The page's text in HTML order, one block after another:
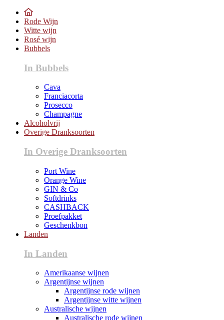
Rode Wijn
Witte wijn
Rosé wijn
Bubbels
In Bubbels
Cava
Franciacorta
Prosecco
Champagne
Alcoholvrij
Overige Dranksoorten
In Overige Dranksoorten
Port Wine
Orange Wine
GIN & Co
Softdrinks
CASHBACK
Proefpakket
Geschenkbon
Landen
In Landen
Amerikaanse wijnen
Argentijnse wijnen
Argentijnse rode wijnen
Argentijnse witte wijnen
Australische wijnen
Australische rode wijnen